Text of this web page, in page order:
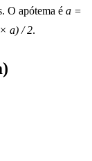
O apótema é a =
a) / 2.